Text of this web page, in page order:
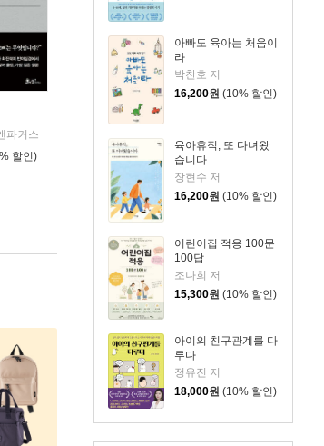
아빠도 육아는 처음이
라
박찬호 저
16,200원 (10% 할인)
육아휴직, 또 다녀왔
습니다
장현수 저
16,200원 (10% 할인)
어린이집 적응 100문
100답
조나희 저
15,300원 (10% 할인)
아이의 친구관계를 다
루다
정유진 저
18,000원 (10% 할인)
파커스
할인)